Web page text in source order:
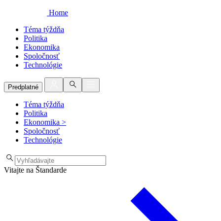
Home
Téma týždňa
Politika
Ekonomika
Spoločnosť
Technológie
Predplatné
Téma týždňa
Politika
Ekonomika >
Spoločnosť
Technológie
Vitajte na Štandarde